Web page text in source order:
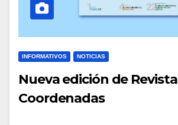
INFORMATIVOS NOTICIAS
Nueva edición de Revista
Coordenadas